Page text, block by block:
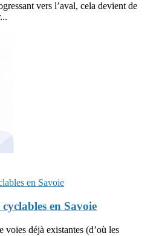
vers l’aval, cela devient de
en Savoie
voies déjà existantes (d’où les